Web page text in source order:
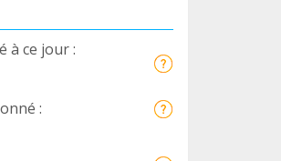
à ce jour :
: